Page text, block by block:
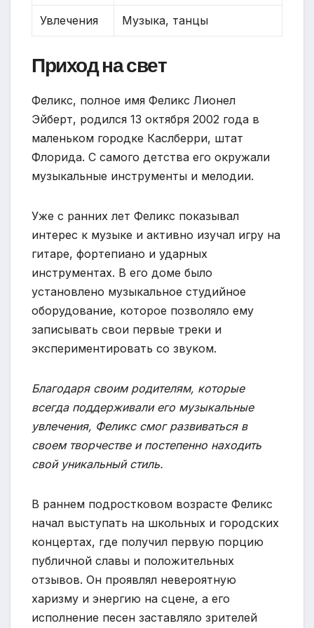
Увлечения Музыка, танцы
Приход на свет
Феликс, полное имя Феликс Лионел
Эйберт, родился 13 октября 2002 года в
маленьком городке Каслберри, штат
Флорида. С самого детства его окружали
музыкальные инструменты и мелодии.
Уже с ранних лет Феликс показывал
интерес к музыке и активно изучал игру на
гитаре, фортепиано и ударных
инструментах. В его доме было
установлено музыкальное студийное
оборудование, которое позволяло ему
записывать свои первые треки и
экспериментировать со звуком.
Благодаря своим родителям, которые
всегда поддерживали его музыкальные
увлечения, Феликс смог развиваться в
своем творчестве и постепенно находить
свой уникальный стиль.
В раннем подростковом возрасте Феликс
начал выступать на школьных и городских
концертах, где получил первую порцию
публичной славы и положительных
отзывов. Он проявлял невероятную
харизму и энергию на сцене, а его
исполнение песен заставляло зрителей